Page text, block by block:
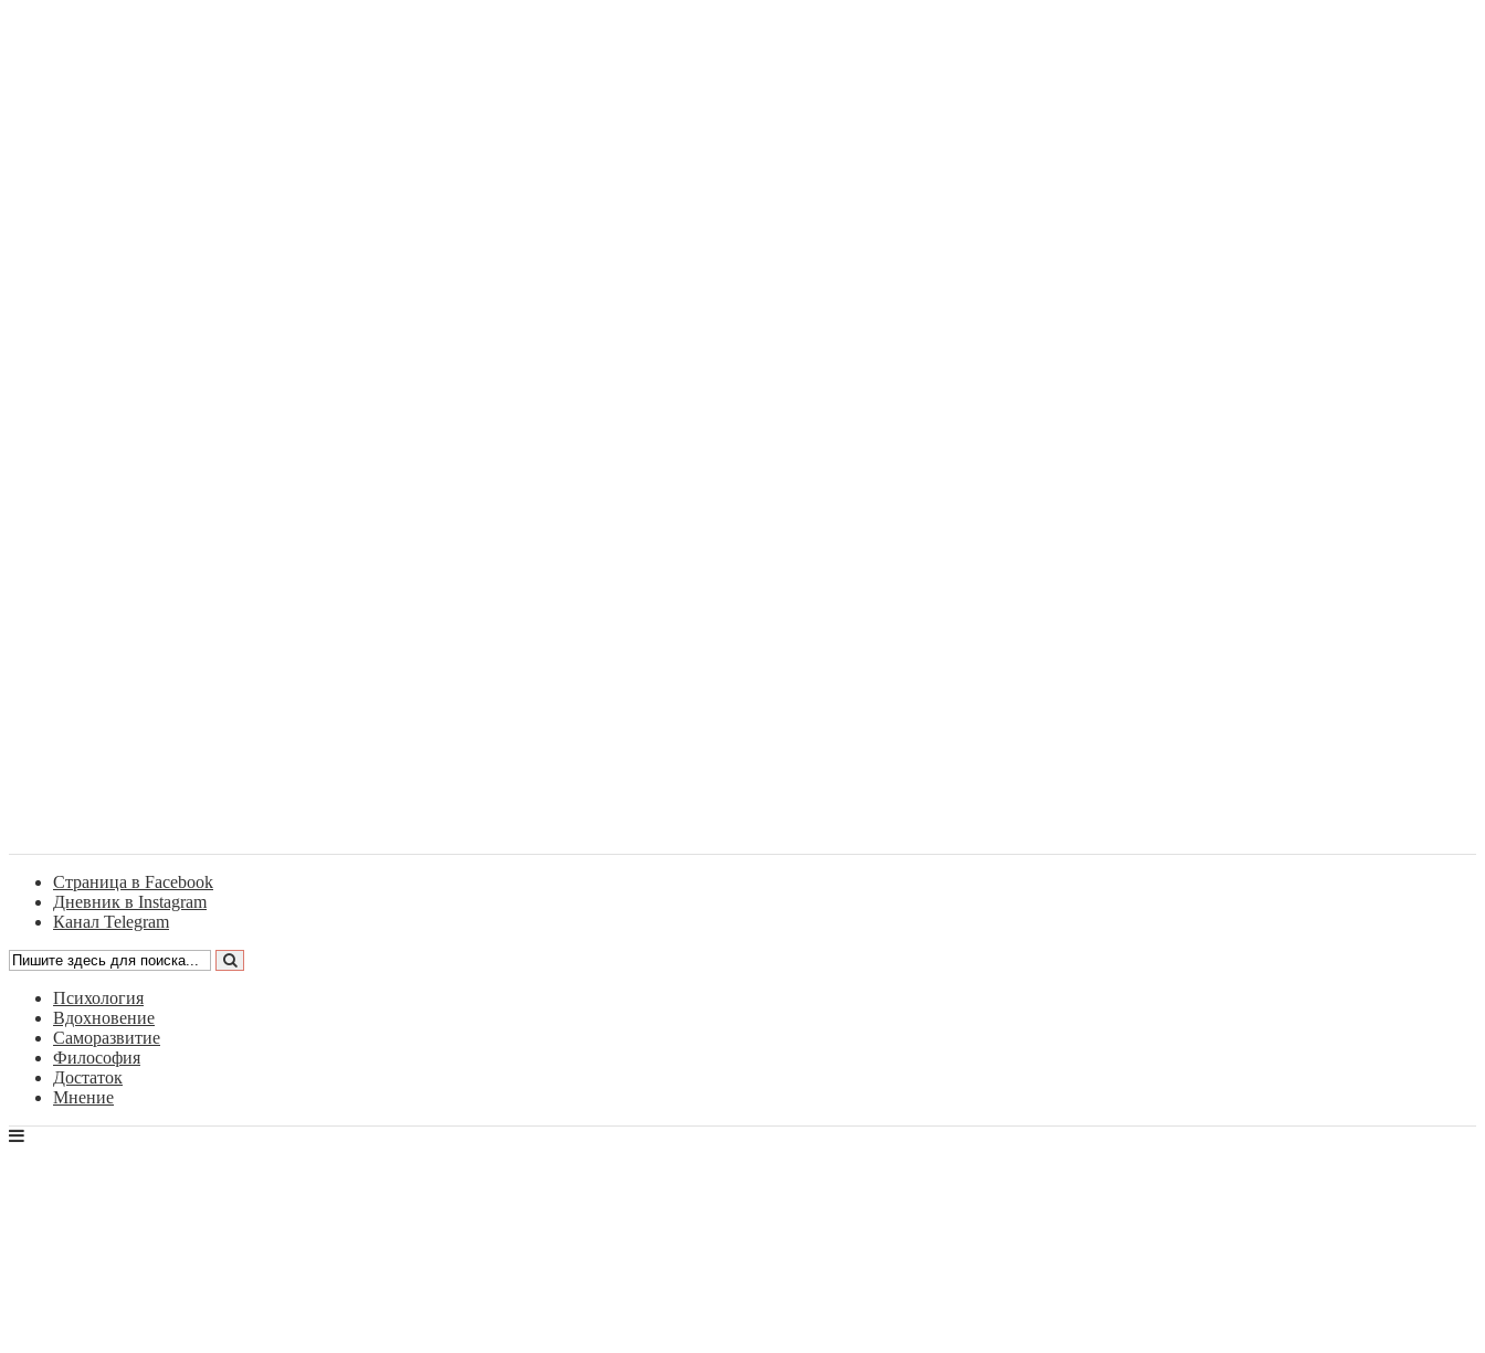
Страница в Facebook
Дневник в Instagram
Канал Telegram
Психология
Вдохновение
Саморазвитие
Философия
Достаток
Мнение